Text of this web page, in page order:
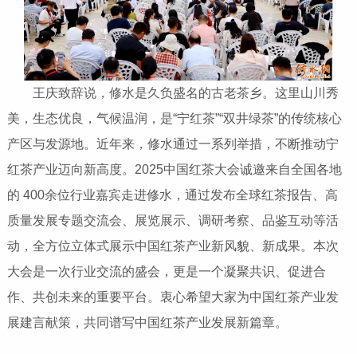
王庆致辞说，修水是久负盛名的古老茶乡。这里山川秀
美，生态优良，气候温润，是“宁红茶”“双井绿茶”的传统核心
产区与发源地。近年来，修水通过一系列举措，不断推动宁
红茶产业迈向新高度。2025中国红茶大会诚邀来自全国各地
的 400余位行业嘉宾走进修水，通过发布全球红茶报告、高
质量发展专题交流会、展览展示、调研考察、品鉴互动等活
动，全方位立体式展示中国红茶产业新风貌、新成果。本次
大会是一次行业交流的盛会，更是一个凝聚共识、促进合
作、共创未来的重要平台。衷心希望大家为中国红茶产业发
展建言献策，共同谱写中国红茶产业发展新篇章。